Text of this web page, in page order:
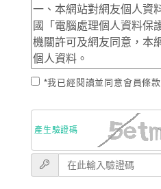
*我已經閱讀並同意會員條款
產生驗證碼